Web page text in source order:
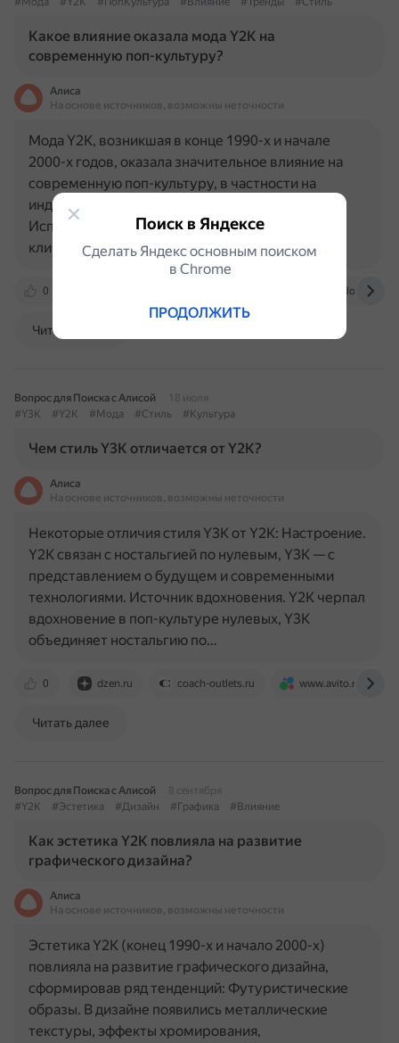
Какое влияние оказала мода Y2K на
современную поп-культуру?
Алиса
На основе источников, возможны неточности
0
Мода Y2K, возникшая в конце 1990-х и начале
2000-х годов, оказала значительное влияние на
современную поп-культуру, в частности на
индустрию K-pop. Некоторые аспекты влияния:
Использование элементов Y2K в музыкальных
клипах. Группы, такие как…
Читать далее
Вопрос для Поиска с Алисой
18 июля
#Y3K
#Y2K #Мода #Стиль #Культура
Чем стиль Y3K отличается от Y2K?
Алиса
На основе источников, возможны неточности
0 dzen.ru coach-outlets.ru www.avito.ru
Некоторые отличия стиля Y3K от Y2K: Настроение.
Y2K связан с ностальгией по нулевым, Y3K — с
представлением о будущем и современными
технологиями. Источник вдохновения. Y2K черпал
вдохновение в поп-культуре нулевых, Y3K
объединяет ностальгию по…
Читать далее
Вопрос для Поиска с Алисой
8 сентября
#Y2K
#Эстетика #Дизайн #Графика #Влияние
Как эстетика Y2K повлияла на развитие
графического дизайна?
Алиса
На основе источников, возможны неточности
Эстетика Y2K (конец 1990-х и начало 2000-х)
повлияла на развитие графического дизайна,
сформировав ряд тенденций: Футуристические
образы. В дизайне появились металлические
текстуры, эффекты хромирования,
Поиск в Яндексе
Сделать Яндекс основным поиском
в Сhrome
ПРОДОЛЖИТЬ